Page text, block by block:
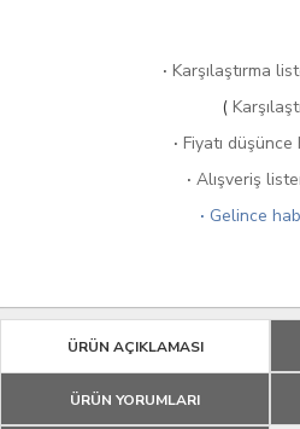
· Karşılaştırma
(
· Fiyatı
· Alışveriş
· Gelince
ÜRÜN AÇIKLAMASI
ÜRÜN YORUMLARI